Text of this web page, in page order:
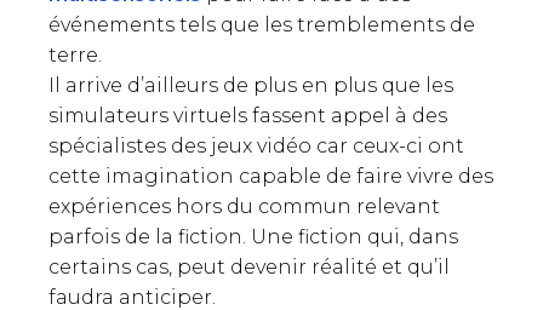
événements tels que les tremblements de
terre.
Il arrive d’ailleurs de plus en plus que les
simulateurs virtuels fassent appel à des
spécialistes des jeux vidéo car ceux-ci ont
cette imagination capable de faire vivre des
expériences hors du commun relevant
parfois de la fiction. Une fiction qui, dans
certains cas, peut devenir réalité et qu’il
faudra anticiper.